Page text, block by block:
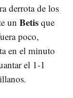
derrota de los
un Betis que
poco,
en el minuto
el 1-1